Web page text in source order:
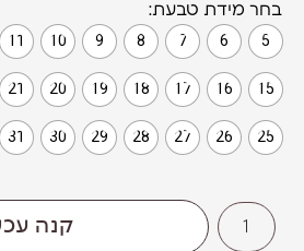
מידת טבעת
5
6
7
8
9
10
11
15
16
17
18
19
20
21
25
26
27
28
29
30
31
קנה